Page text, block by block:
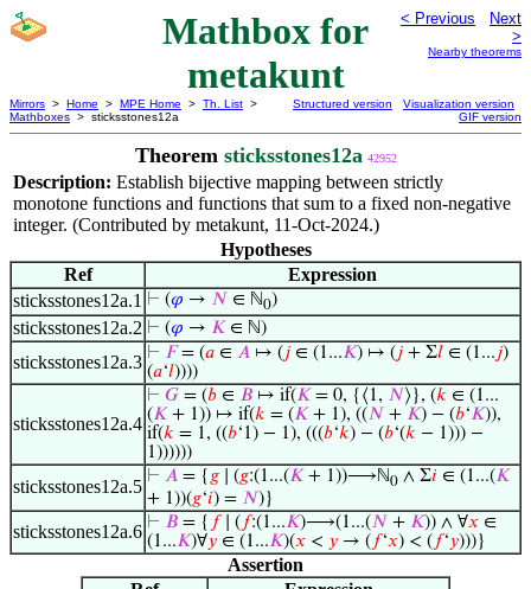
Mathbox for
metakunt
< Previous
Next
>
Nearby theorems
Mirrors > Home > MPE Home > Th. List >
Mathboxes > sticksstones12a
Structured version
Visualization version
GIF version
Theorem sticksstones12a 42952
Description: Establish bijective mapping between strictly
monotone functions and functions that sum to a fixed non-negative
integer. (Contributed by metakunt, 11-Oct-2024.)
Hypotheses
Ref
Expression
sticksstones12a.1 ⊢ (𝜑 → 𝑁 ∈ ℕ0)
sticksstones12a.2 ⊢ (𝜑 → 𝐾 ∈ ℕ)
sticksstones12a.3 ⊢ 𝐹= (𝑎 ∈ 𝐴 ↦ (𝑗 ∈ (1...𝐾) ↦ (𝑗 + Σ𝑙 ∈ (1...𝑗)
(𝑎‘𝑙))))
sticksstones12a.4
⊢ 𝐺 = (𝑏 ∈ 𝐵 ↦ if(𝐾 = 0, {⟨1, 𝑁⟩}, (𝑘 ∈ (1...
(𝐾 + 1)) ↦ if(𝑘 = (𝐾 + 1), ((𝑁 + 𝐾) − (𝑏‘𝐾)),
if(𝑘 = 1, ((𝑏‘1) − 1), (((𝑏‘𝑘) − (𝑏‘(𝑘 − 1))) −
1))))))
sticksstones12a.5 ⊢ 𝐴 = { 𝑔 ∣ (𝑔:(1...(𝐾 + 1))⟶ℕ0 ∧ Σ𝑖 ∈ (1...(𝐾
+ 1))(𝑔‘𝑖) = 𝑁)}
sticksstones12a.6 ⊢ 𝐵 = { 𝑓∣ ( 𝑓:(1...𝐾)⟶(1...(𝑁 + 𝐾)) ∧ ∀𝑥 ∈
(1...𝐾)∀𝑦 ∈ (1...𝐾)(𝑥 < 𝑦 → ( 𝑓‘𝑥) < ( 𝑓‘𝑦)))}
Assertion